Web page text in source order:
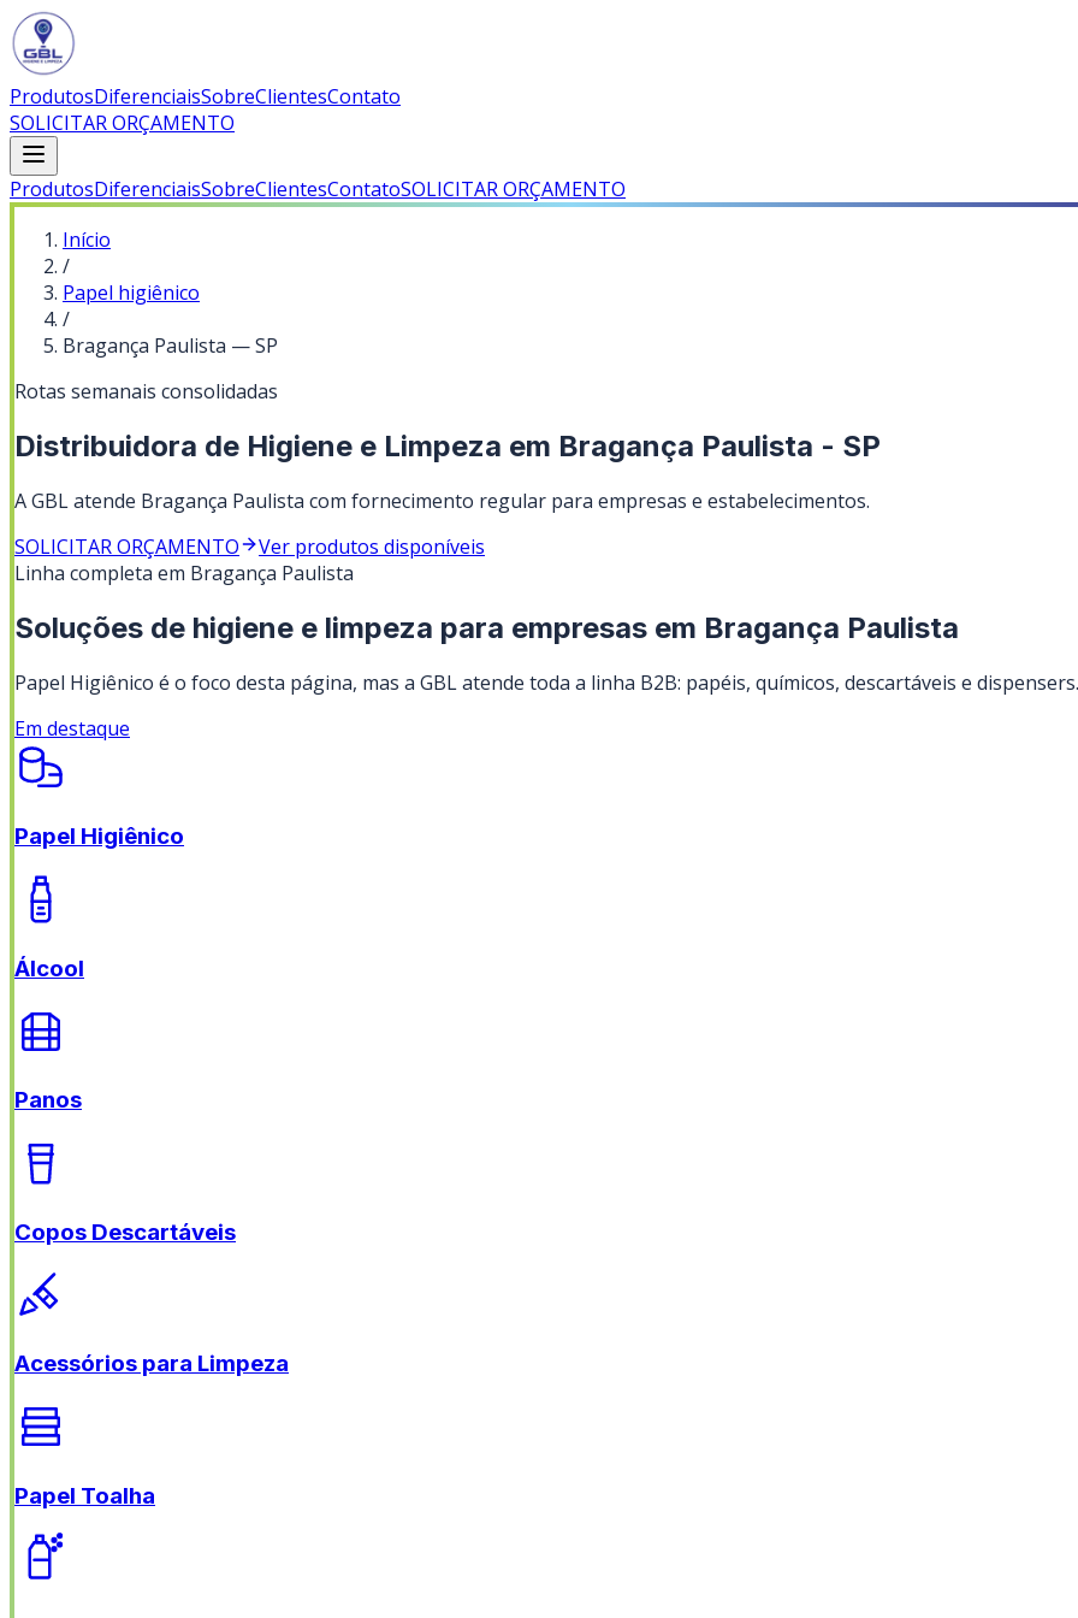
ProdutosDiferenciaisSobreClientesContato
SOLICITAR ORÇAMENTO
ProdutosDiferenciaisSobreClientesContatoSOLICITAR ORÇAMENTO
Início
/
Papel higiênico
/
Bragança Paulista —SP
Rotas semanais consolidadas
Distribuidora de Higiene e Limpeza em Bragança Paulista - SP
A GBL atende Bragança Paulista com fornecimento regular para empresas e estabelecimentos.
SOLICITAR ORÇAMENTO
Ver produtos disponíveis
Linha completa em Bragança Paulista
Soluções de higiene e limpeza para empresas em Bragança Paulista
Papel Higiênico é o foco desta página, mas a GBL atende toda a linha B2B: papéis, químicos, descartáveis e dispensers.
Em destaque
Papel Higiênico
Álcool
Panos
Copos Descartáveis
Acessórios para Limpeza
Papel Toalha